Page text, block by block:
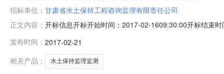
招标单位： 甘肃省水土保持工程咨询监理有限责任公司
正文内容： 开标信息开标开始时间：2017-02-1609:30:00开标结束
限责任公司00157.80002甘肃绿华生态工程咨询有限责
发布时间： 2017-02-21
相关产品：
水土保持监理监测